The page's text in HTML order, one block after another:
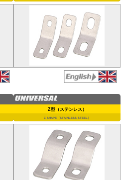
Z型（ステンレス）
Z SHAPE（STAINLESS STEEL）